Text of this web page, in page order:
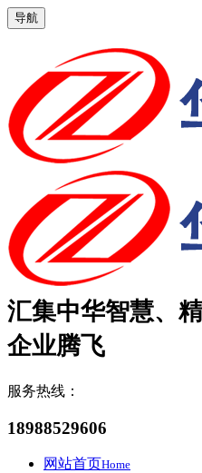
导航
汇集中华智慧、
企业腾飞
服务热线：
18988529606
网站首页Home